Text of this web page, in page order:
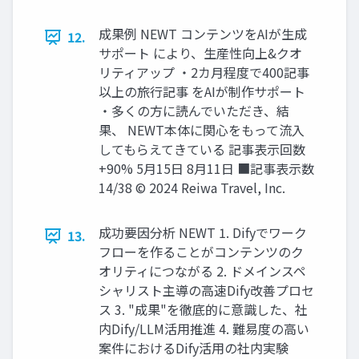
12.
成果例 NEWT コンテンツをAIが生成
サポート により、生産性向上&クオ
リティアップ ・2カ月程度で400記事
以上の旅行記事 をAIが制作サポート
・多くの方に読んでいただき、結
果、 NEWT本体に関心をもって流入
してもらえてきている 記事表示回数
+90% 5月15日 8月11日 ■記事表示数
14/38 © 2024 Reiwa Travel, Inc.
13.
成功要因分析 NEWT 1. Difyでワーク
フローを作ることがコンテンツのク
オリティにつながる 2. ドメインスペ
シャリスト主導の高速Dify改善プロセ
ス 3. "成果"を徹底的に意識した、社
内Dify/LLM活用推進 4. 難易度の高い
案件におけるDify活用の社内実験